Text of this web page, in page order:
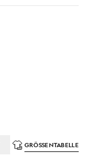
GRÖSSENTABELLE